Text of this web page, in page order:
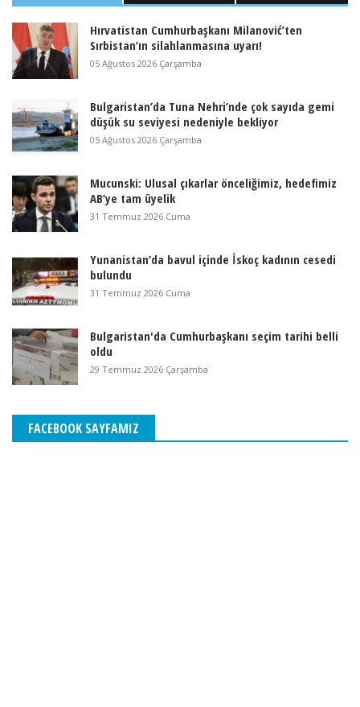
Hırvatistan Cumhurbaşkanı Milanović’ten
Sırbistan’ın silahlanmasına uyarı!
05 Ağustos 2026 Çarşamba
Bulgaristan’da Tuna Nehri’nde çok sayıda gemi
düşük su seviyesi nedeniyle bekliyor
05 Ağustos 2026 Çarşamba
Mucunski: Ulusal çıkarlar önceliğimiz, hedefimiz
AB’ye tam üyelik
31 Temmuz 2026 Cuma
Yunanistan’da bavul içinde İskoç kadının cesedi
bulundu
31 Temmuz 2026 Cuma
Bulgaristan'da Cumhurbaşkanı seçim tarihi belli
oldu
29 Temmuz 2026 Çarşamba
FACEBOOK SAYFAMIZ